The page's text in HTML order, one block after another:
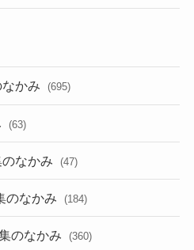
かみ (695)
(63)
なかみ (47)
のなかみ (184)
のなかみ (360)